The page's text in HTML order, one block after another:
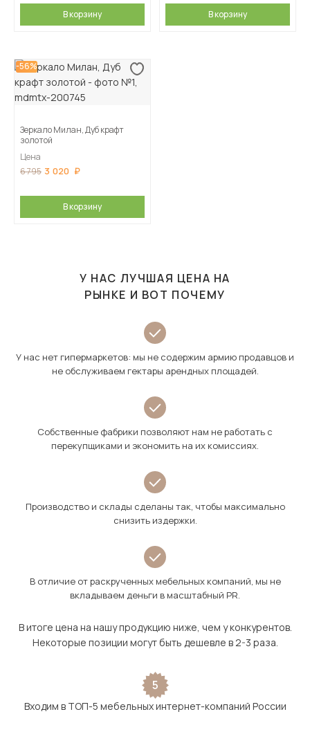
В корзину В корзину
-56%
Зеркало Милан, Дуб крафт
золотой
Цена
6 795 3 020
В корзину
У НАС ЛУЧШАЯ ЦЕНА НА
РЫНКЕ И ВОТ ПОЧЕМУ
У нас нет гипермаркетов: мы не содержим армию продавцов и
не обслуживаем гектары арендных площадей.
Собственные фабрики позволяют нам не работать с
перекупщиками и экономить на их комиссиях.
Производство и склады сделаны так, чтобы максимально
снизить издержки.
В отличие от раскрученных мебельных компаний, мы не
вкладываем деньги в масштабный PR.
В итоге цена на нашу продукцию ниже, чем у конкурентов.
Некоторые позиции могут быть дешевле в 2-3 раза.
5
Входим в ТОП-5 мебельных интернет-компаний России